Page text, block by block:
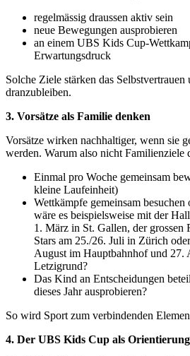
regelmässig draussen aktiv sein
neue Bewegungen ausprobieren
an einem UBS Kids Cup-
Erwartungsdruck
Solche Ziele stärken das
dranzubleiben.
3. Vorsätze als Familie denken
Vorsätze wirken nachhaltiger, wenn sie
werden. Warum also nicht Familienziele
Einmal pro Woche gemeinsam
kleine Laufeinheit)
Wettkämpfe gemeinsam
wäre es beispielsweise mit der
1. März in St. Gallen, der
Stars am 25./26. Juli in Zürich
August im Hauptbahnhof und 27.
Letzigrund?
Das Kind an Entscheidungen
dieses Jahr ausprobieren?
So wird Sport zum verbindenden
4. Der UBS Kids Cup als